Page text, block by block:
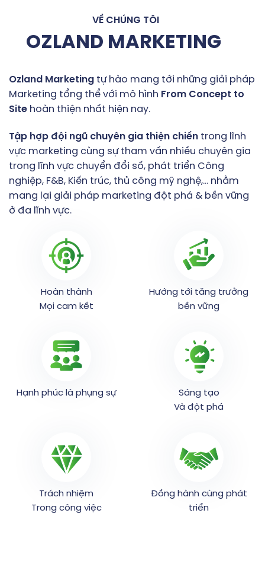
VỀ CHÚNG TÔI
OZLAND MARKETING
Ozland Marketing tự hào mang tới những giải pháp
Marketing tổng thể với mô hình From Concept to
Site hoàn thiện nhất hiện nay.
Tập hợp đội ngũ chuyên gia thiện chiến trong lĩnh
vực marketing cùng sự tham vấn nhiều chuyên gia
trong lĩnh vực chuyển đổi số, phát triển Công
nghiệp, F&B, Kiến trúc, thủ công mỹ nghệ,… nhằm
mang lại giải pháp marketing đột phá & bền vững
ở đa lĩnh vực.
Hoàn thành
Mọi cam kết
Hướng tới tăng trưởng
bền vững
Hạnh phúc là phụng sự
Sáng tạo
Và đột phá
Trách nhiệm
Trong công việc
Đồng hành cùng phát
triển